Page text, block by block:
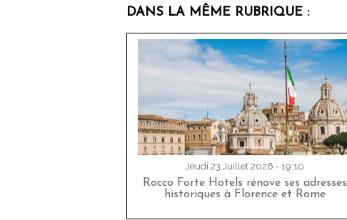
DANS LA MÊME RUBRIQUE :
Jeudi 23 Juillet 2026 - 19:10
Rocco Forte Hotels rénove ses adresses
historiques à Florence et Rome